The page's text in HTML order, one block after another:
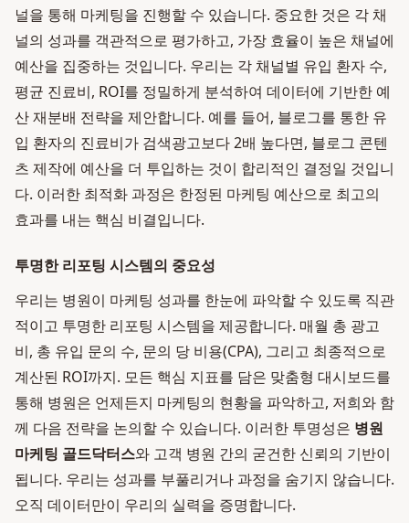
널을 통해 마케팅을 진행할 수 있습니다. 중요한 것은 각 채
널의 성과를 객관적으로 평가하고, 가장 효율이 높은 채널에
예산을 집중하는 것입니다. 우리는 각 채널별 유입 환자 수,
평균 진료비, ROI를 정밀하게 분석하여 데이터에 기반한 예
산 재분배 전략을 제안합니다. 예를 들어, 블로그를 통한 유
입 환자의 진료비가 검색광고보다 2배 높다면, 블로그 콘텐
츠 제작에 예산을 더 투입하는 것이 합리적인 결정일 것입니
다. 이러한 최적화 과정은 한정된 마케팅 예산으로 최고의
효과를 내는 핵심 비결입니다.
투명한 리포팅 시스템의 중요성
우리는 병원이 마케팅 성과를 한눈에 파악할 수 있도록 직관
적이고 투명한 리포팅 시스템을 제공합니다. 매월 총 광고
비, 총 유입 문의 수, 문의 당 비용(CPA), 그리고 최종적으로
계산된 ROI까지. 모든 핵심 지표를 담은 맞춤형 대시보드를
통해 병원은 언제든지 마케팅의 현황을 파악하고, 저희와 함
께 다음 전략을 논의할 수 있습니다. 이러한 투명성은 병원
마케팅 골드닥터스와 고객 병원 간의 굳건한 신뢰의 기반이
됩니다. 우리는 성과를 부풀리거나 과정을 숨기지 않습니다.
오직 데이터만이 우리의 실력을 증명합니다.